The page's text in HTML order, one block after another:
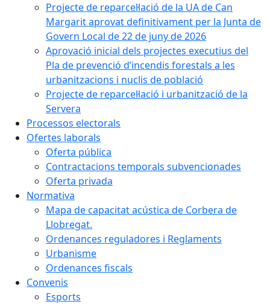
Projecte de reparcel·lació de la UA de Can
Margarit aprovat definitivament per la Junta de
Govern Local de 22 de juny de 2026
Aprovació inicial dels projectes executius del
Pla de prevenció d’incendis forestals a les
urbanitzacions i nuclis de població
Projecte de reparcel·lació i urbanització de la
Servera
Processos electorals
Ofertes laborals
Oferta pública
Contractacions temporals subvencionades
Oferta privada
Normativa
Mapa de capacitat acústica de Corbera de
Llobregat.
Ordenances reguladores i Reglaments
Urbanisme
Ordenances fiscals
Convenis
Esports